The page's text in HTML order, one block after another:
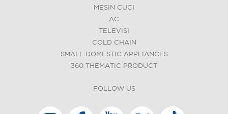
MESIN CUCI
AC
TELEVISI
COLD CHAIN
SMALL DOMESTIC APPLIANCES
360 THEMATIC PRODUCT
FOLLOW US